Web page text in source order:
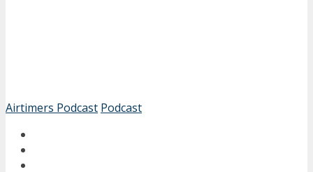
Airtimers Podcast Podcast